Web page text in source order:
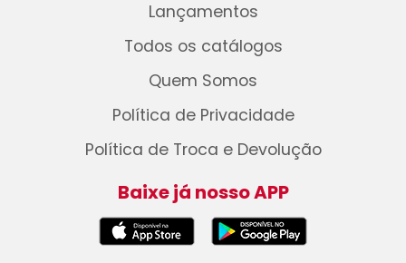
Lançamentos
Todos os catálogos
Quem Somos
Política de Privacidade
Política de Troca e Devolução
Baixe já nosso APP